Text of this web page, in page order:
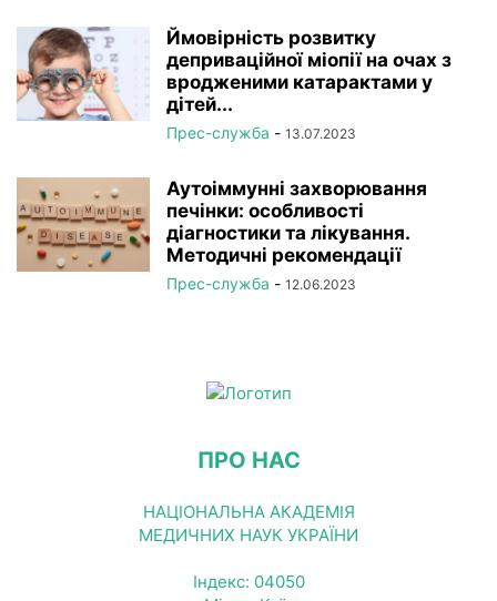
Ймовірність розвитку
деприваційної міопії на очах з
вродженими катарактами у
дітей...
Прес-служба - 13.07.2023
Аутоіммунні захворювання
печінки: особливості
діагностики та лікування.
Методичні рекомендації
Прес-служба - 12.06.2023
ПРО НАС
НАЦІОНАЛЬНА АКАДЕМІЯ
МЕДИЧНИХ НАУК УКРАЇНИ
Індекс: 04050